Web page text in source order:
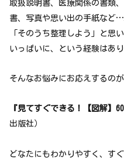
取扱説明書、医療関係の書類
書、写真や思い出の手紙など…
「そのうち整理しよう」と思
いっぱいに、という経験はあ
そんなお悩みにお応えするのが
『見てすぐできる！【図解】
出版社）
どなたにもわかりやすく、す